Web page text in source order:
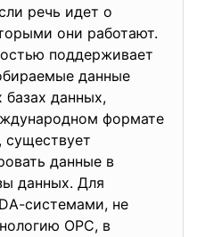
речь идет о
они работают.
поддерживает
данные
базах данных,
формате
существует
данные в
данных. Для
системами, не
ОРС, в